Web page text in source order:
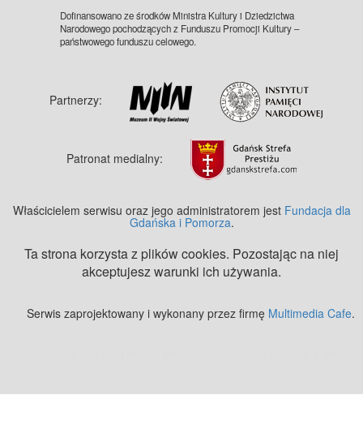
Dofinansowano ze środków Ministra Kultury i Dziedzictwa
Narodowego pochodzących z Funduszu Promocji Kultury –
państwowego funduszu celowego.
Partnerzy:
Patronat medialny:
Właścicielem serwisu oraz jego administratorem jest Fundacja dla
Gdańska i Pomorza.
Ta strona korzysta z plików cookies. Pozostając na niej
akceptujesz warunki ich używania.
Serwis zaprojektowany i wykonany przez firmę Multimedia Cafe.